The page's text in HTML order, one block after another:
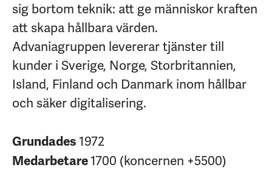
sig bortom teknik: att ge människor kraften
att skapa hållbara värden.
Advaniagruppen levererar tjänster till
kunder i Sverige, Norge, Storbritannien,
Island, Finland och Danmark inom hållbar
och säker digitalisering.
Grundades1972
Medarbetare1700 (koncernen +5500)